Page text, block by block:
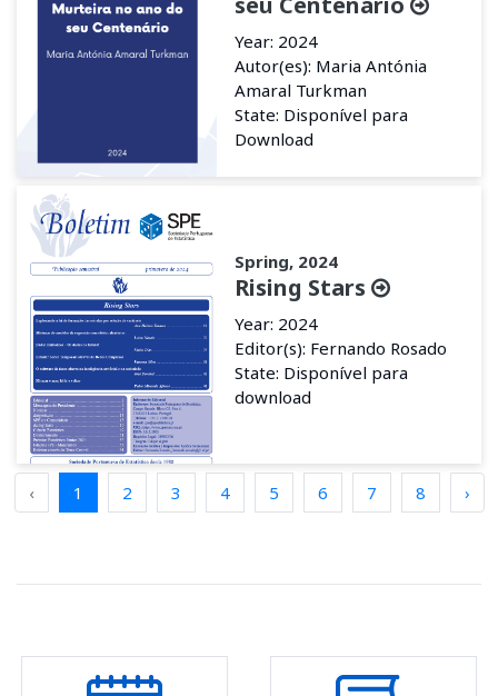
Year: 2024
Autor(es): Maria Antónia
Amaral Turkman
State: Disponível para
Download
Spring, 2024
Rising Stars
Year: 2024
Editor(s): Fernando Rosado
State: Disponível para
download
‹ 1 2 3 4 5 6 7 8 ›